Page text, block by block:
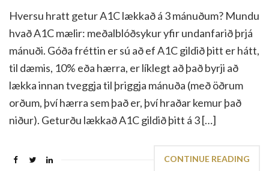
Hversu hratt getur A1C lækkað á 3 mánuðum? Mundu
hvað A1C mælir: meðalblóðsykur yfir undanfarið þrjá
mánuði. Góða fréttin er sú að ef A1C gildið þitt er hátt,
til dæmis, 10% eða hærra, er líklegt að það byrji að
lækka innan tveggja til þriggja mánuða (með öðrum
orðum, því hærra sem það er, því hraðar kemur það
niður). Geturðu lækkað A1C gildið þitt á 3 […]
CONTINUE READING